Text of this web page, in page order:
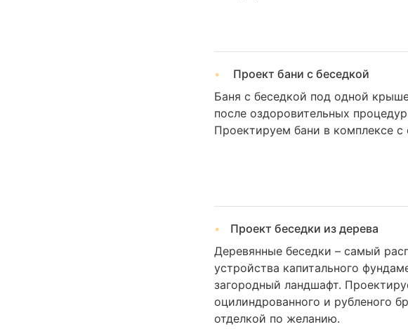
Проект бани с беседкой
Баня с беседкой под одной
после оздоровительных
Проектируем бани в комплексе
Проект беседки из дерева
Деревянные беседки – самый
устройства капитального
загородный ландшафт.
оцилиндрованного и рубленого
отделкой по желанию.